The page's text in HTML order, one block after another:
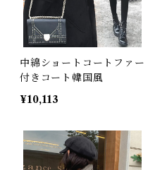
中綿ショートコートファー
付きコート韓国風
¥10,113